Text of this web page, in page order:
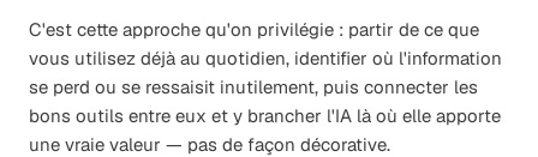
C'est cette approche qu'on privilégie : partir de ce que
vous utilisez déjà au quotidien, identifier où l'information
se perd ou se ressaisit inutilement, puis connecter les
bons outils entre eux et y brancher l'IA là où elle apporte
une vraie valeur — pas de façon décorative.